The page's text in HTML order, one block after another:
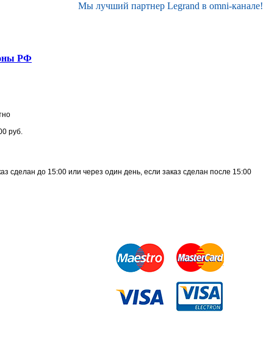
Мы лучший партнер Legrand в omni-канале!
РФ
руб.
сделан до 15:00 или через один день, если заказ сделан после 15:00